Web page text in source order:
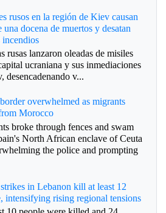
rusos en la región de Kiev causan
una docena de muertos y desatan
incendios
rusas lanzaron oleadas de misiles
ucraniana y sus inmediaciones
desencadenando v...
overwhelmed as migrants
Morocco
broke through fences and swam
North African enclave of Ceuta
the police and prompting
in Lebanon kill at least 12
intensifying rising regional tensions